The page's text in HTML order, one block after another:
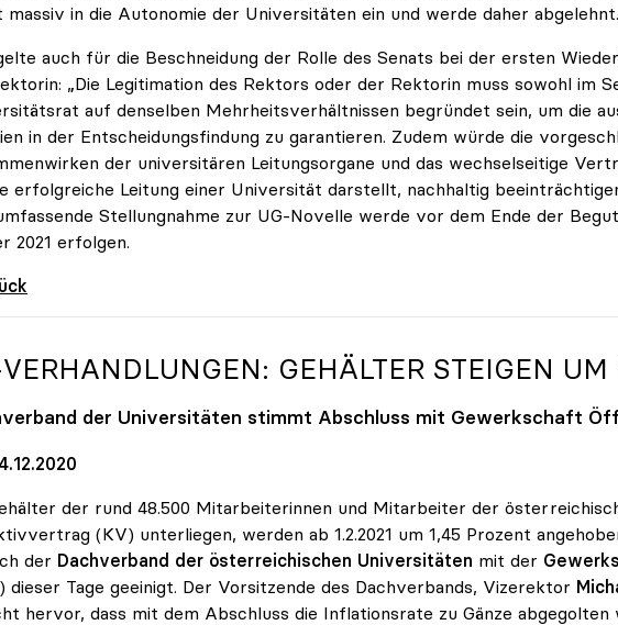
massiv in die Autonomie der Universitäten ein und werde daher abgelehnt.
auch für die Beschneidung der Rolle des Senats bei der ersten
„Die Legitimation des Rektors oder der Rektorin muss sowohl im
auf denselben Mehrheitsverhältnissen begründet sein, um die
in der Entscheidungsfindung zu garantieren. Zudem würde die
der universitären Leitungsorgane und das wechselseitige
erfolgreiche Leitung einer Universität darstellt, nachhaltig
Stellungnahme zur UG-Novelle werde vor dem Ende der
2021 erfolgen.
GEHÄLTER STEIGEN UM
der Universitäten stimmt Abschluss mit Gewerkschaft
der rund 48.500 Mitarbeiterinnen und Mitarbeiter der
(KV) unterliegen, werden ab 1.2.2021 um 1,45 Prozent
der Dachverband der österreichischen Universitäten mit der
dieser Tage geeinigt. Der Vorsitzende des Dachverbands, Vizerektor
hervor, dass mit dem Abschluss die Inflationsrate zu Gänze abgegolten